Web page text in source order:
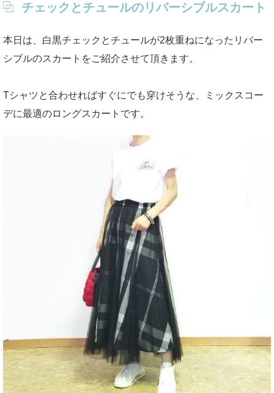
チェックとチュールのリバーシブルスカート
本日は、白黒チェックとチュールが2枚重ねになったリバー
シブルのスカートをご紹介させて頂きます。
Tシャツと合わせればすぐにでも穿けそうな、ミックスコー
デに最適のロングスカートです。